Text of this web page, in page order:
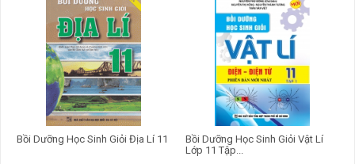
Cuốn sách này sẽ là tài liệu quý báu, là cuốn cẩm nang gồm lý
thuyết nâng cao và đề thi có lời giải để giáo viên hỗ trợ cho học
sinh của mình rèn luyện và nâng cao kiến thức để tự tin bước
GỬI BÌNH LUẬN
Bồi Dưỡng Học Sinh Giỏi Địa Lí 11
Bồi Dưỡng Học Sinh Giỏi Vật Lí
Lớp 11 Tập...